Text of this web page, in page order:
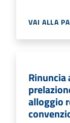
VAI ALLA
alloggio